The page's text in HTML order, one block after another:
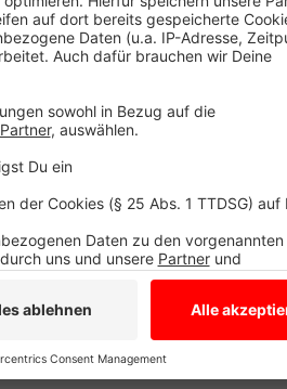
Wir benötigen Ihre
den YouTube
laden!
Wir verwenden einen
Drittanbieters, um
einzubetten. Dieser
Ihren Aktivitäten
die Details durch und
Nutzung des Service zu,
anzusehen.
- die neue Single von Singer-